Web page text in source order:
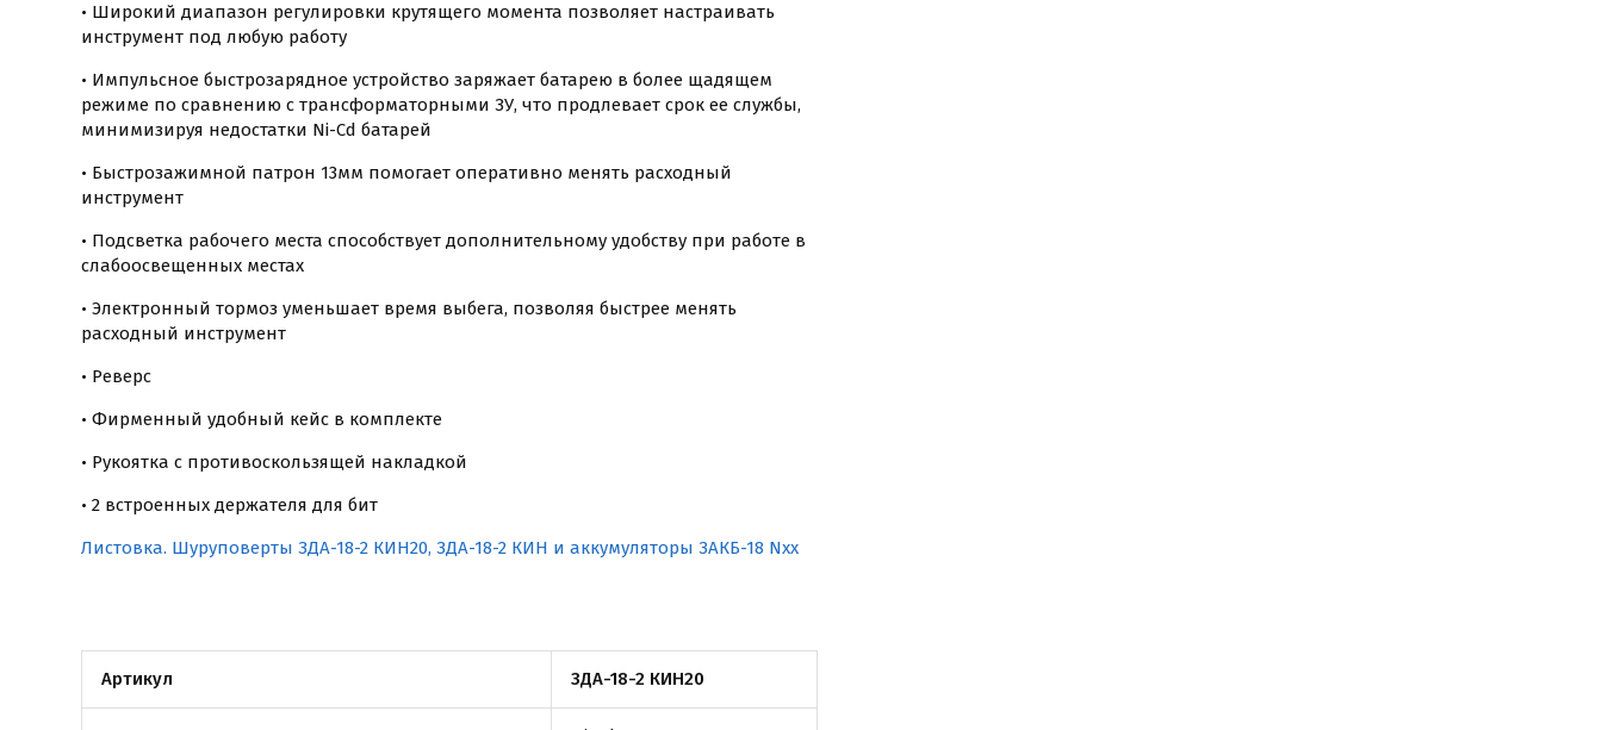
• Широкий диапазон регулировки крутящего момента позволяет настраивать
инструмент под любую работу
• Импульсное быстрозарядное устройство заряжает батарею в более щадящем
режиме по сравнению с трансформаторными ЗУ, что продлевает срок ее службы,
минимизируя недостатки Ni-Cd батарей
• Быстрозажимной патрон 13мм помогает оперативно менять расходный
инструмент
• Подсветка рабочего места способствует дополнительному удобству при работе в
слабоосвещенных местах
• Электронный тормоз уменьшает время выбега, позволяя быстрее менять
расходный инструмент
• Реверс
• Фирменный удобный кейс в комплекте
• Рукоятка с противоскользящей накладкой
• 2 встроенных держателя для бит
Листовка. Шуруповерты ЗДА-18-2 КИН20, ЗДА-18-2 КИН и аккумуляторы ЗАКБ-18 Nxx
Артикул ЗДА-18-2 КИН20